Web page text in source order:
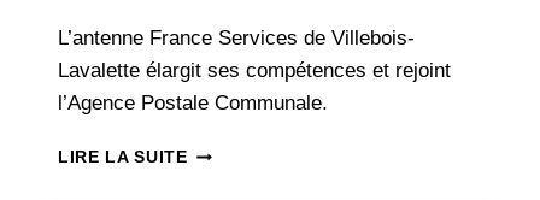
L’antenne France Services de Villebois-
Lavalette élargit ses compétences et rejoint
l’Agence Postale Communale.
LIRE LA SUITEFRANCE